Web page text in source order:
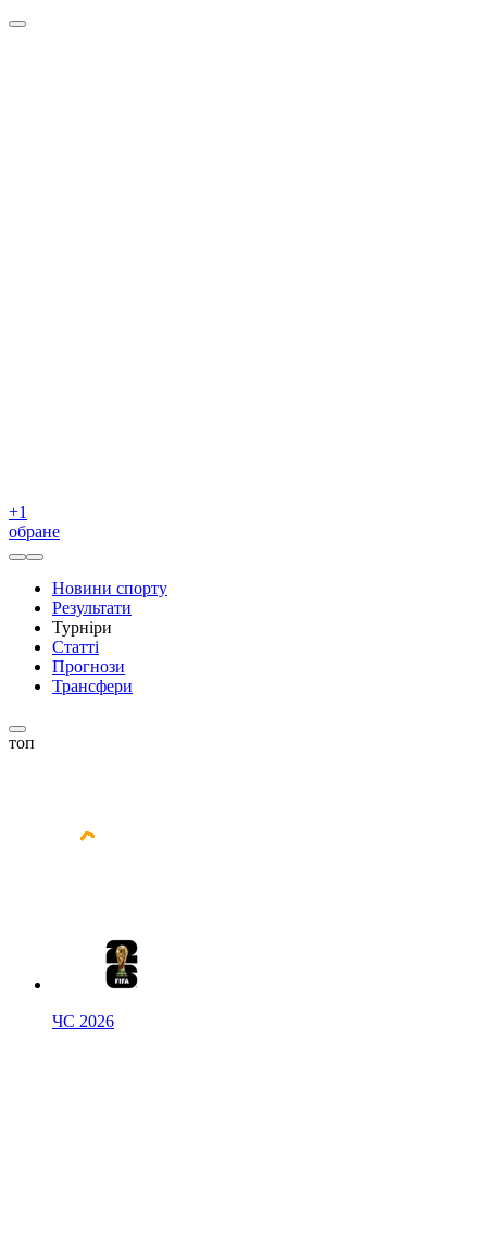
+1
обране
Новини спорту
Результати
Турніри
Статті
Прогнози
Трансфери
топ
ЧС 2026